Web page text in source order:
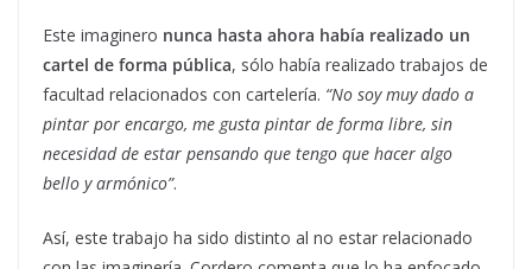
Este imaginero nunca hasta ahora había realizado un
cartel de forma pública, sólo había realizado trabajos de
facultad relacionados con cartelería. “No soy muy dado a
pintar por encargo, me gusta pintar de forma libre, sin
necesidad de estar pensando que tengo que hacer algo
bello y armónico”.
Así, este trabajo ha sido distinto al no estar relacionado